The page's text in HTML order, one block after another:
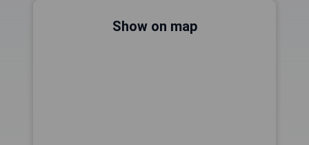
Show on map